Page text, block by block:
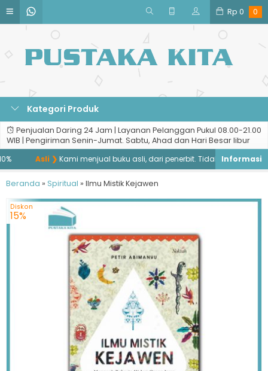
Rp 0 0
Kategori Produk
Penjualan Daring 24 Jam | Layanan Pelanggan Pukul 08.00-21.00
WIB | Pengiriman Senin-Jumat. Sabtu, Ahad dan Hari Besar libur
Asli ❯Kami menjual buku asli, dari penerbit. Tidak menjual buku
Beranda » Spiritual » Ilmu Mistik Kejawen
Diskon
15%